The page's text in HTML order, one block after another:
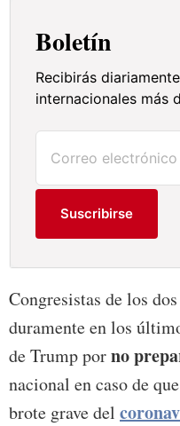
Boletín
Recibirás
internacionales más
Suscribirse
Congresistas de los
duramente en los
de Trump porno
nacional en caso de
brote grave del